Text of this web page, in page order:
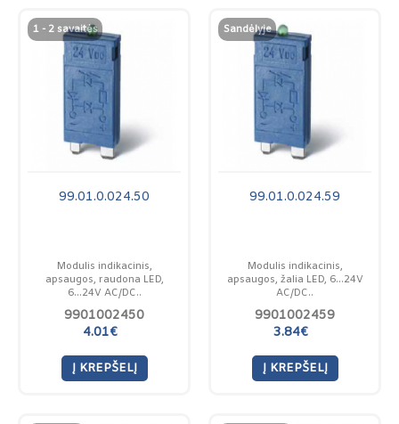
1 - 2 savaitės
99.01.0.024.50
Modulis indikacinis,
apsaugos, raudona LED,
6...24V AC/DC..
9901002450
4.01€
Į KREPŠELĮ
Sandėlyje
99.01.0.024.59
Modulis indikacinis,
apsaugos, žalia LED, 6...24V
AC/DC..
9901002459
3.84€
Į KREPŠELĮ